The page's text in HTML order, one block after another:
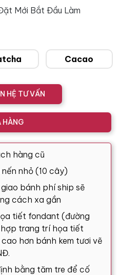
Mới Bắt Đầu Làm
Cacao
HỆ TƯ VẤN
HÀNG
hàng cũ
nhỏ (10 cây)
bánh phí ship sẽ
cách xa gần
tiết fondant (đường
trang trí họa tiết
hơn bánh kem tươi vẽ
bằng tăm tre để cố